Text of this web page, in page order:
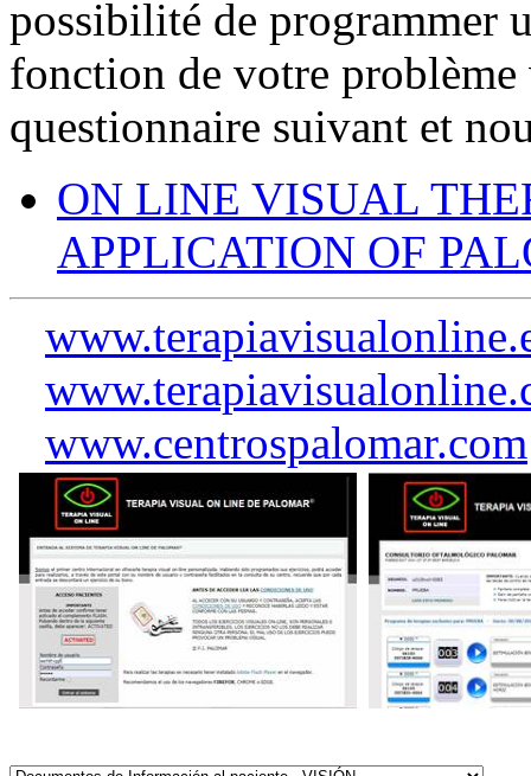
possibilité de programmer
fonction de votre
questionnaire suivant et
ON LINE VISUAL
APPLICATION OF
www.centrospalomar.com